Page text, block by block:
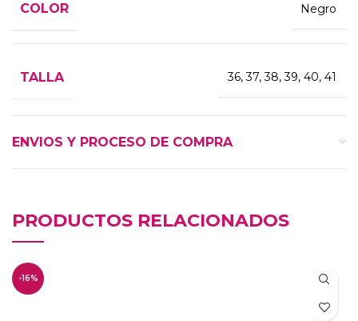
COLOR Negro
TALLA 36, 37, 38, 39, 40, 41
ENVIOS Y PROCESO DE COMPRA
PRODUCTOS RELACIONADOS
-16%